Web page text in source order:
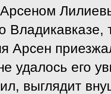
Арсеном
Арсен
удалось его
выглядит